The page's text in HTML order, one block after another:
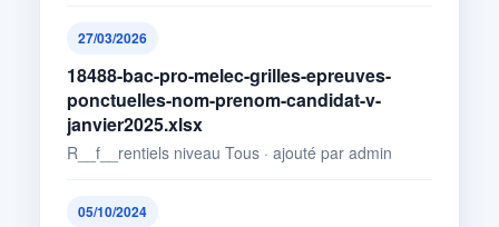
27/03/2026
18488-bac-pro-melec-grilles-epreuves-
ponctuelles-nom-prenom-candidat-v-
janvier2025.xlsx
R__f__rentiels niveau Tous · ajouté par admin
05/10/2024